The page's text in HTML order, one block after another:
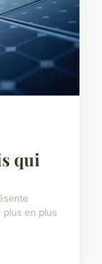
qui
plus en plus